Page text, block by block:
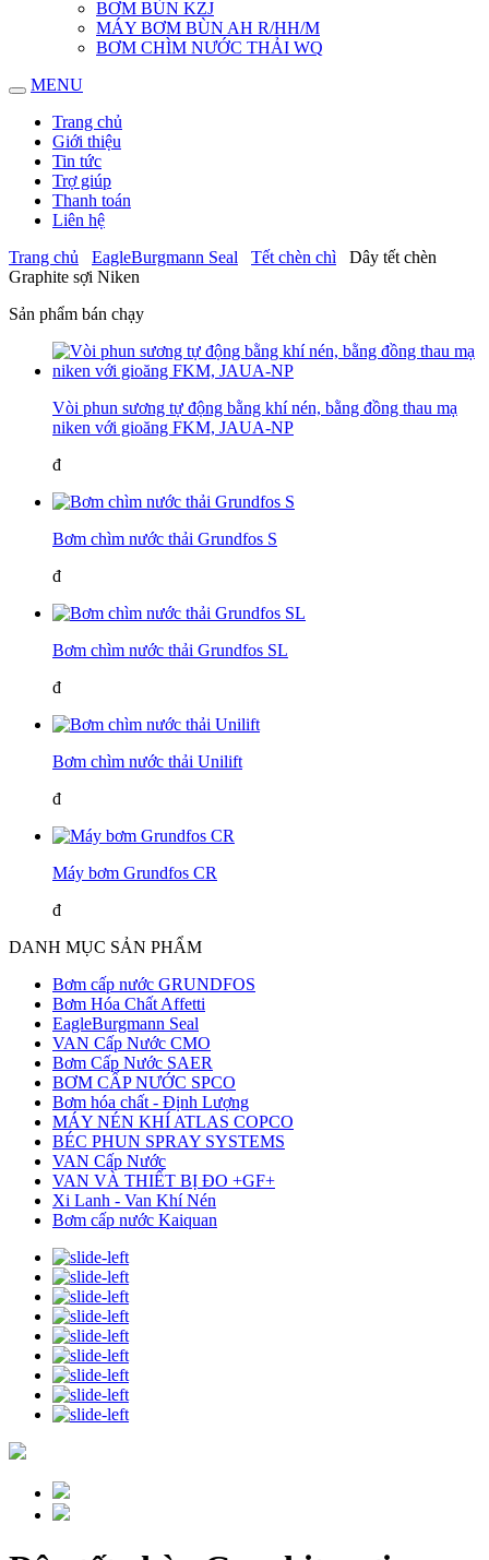
BƠM BÙN KZJ
MÁY BƠM BÙN AH R/HH/M
BƠM CHÌM NƯỚC THẢI WQ
MENU
Trang chủ
Giới thiệu
Tin tức
Trợ giúp
Thanh toán
Liên hệ
Trang chủ
EagleBurgmann Seal Tết chèn chì
Dây tết chèn
Graphite sợi Niken
Sản phẩm bán chạy
Vòi phun sương tự động bằng khí nén, bằng đồng thau mạ
niken với gioăng FKM, JAUA-NP
đ
Bơm chìm nước thải Grundfos S
đ
Bơm chìm nước thải Grundfos SL
đ
Bơm chìm nước thải Unilift
đ
Máy bơm Grundfos CR
đ
DANH MỤC SẢN PHẨM
Bơm cấp nước GRUNDFOS
Bơm Hóa Chất Affetti
EagleBurgmann Seal
VAN Cấp Nước CMO
Bơm Cấp Nước SAER
BƠM CẤP NƯỚC SPCO
Bơm hóa chất - Định Lượng
MÁY NÉN KHÍ ATLAS COPCO
BÉC PHUN SPRAY SYSTEMS
VAN Cấp Nước
VAN VÀ THIẾT BỊ ĐO +GF+
Xi Lanh - Van Khí Nén
Bơm cấp nước Kaiquan